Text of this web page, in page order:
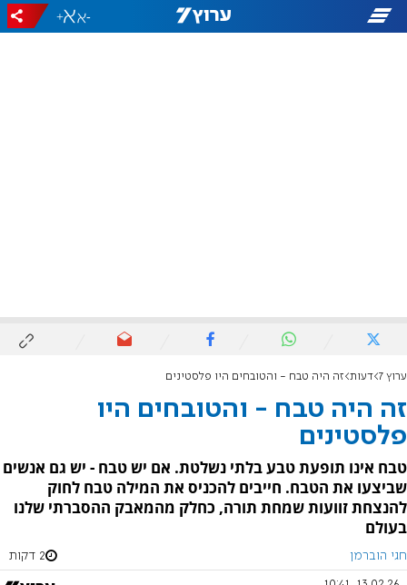
-
+
ערוץ 7 דעות זה היה טבח - והטובחים היו פלסטינים
זה היה טבח - והטובחים היו
פלסטינים
טבח אינו תופעת טבע בלתי נשלטת. אם יש טבח - יש גם אנשים
שביצעו את הטבח. חייבים להכניס את המילה טבח לחוק
להנצחת זוועות שמחת תורה, כחלק מהמאבק ההסברתי שלנו
בעולם
חגי הוברמן 2 דקות